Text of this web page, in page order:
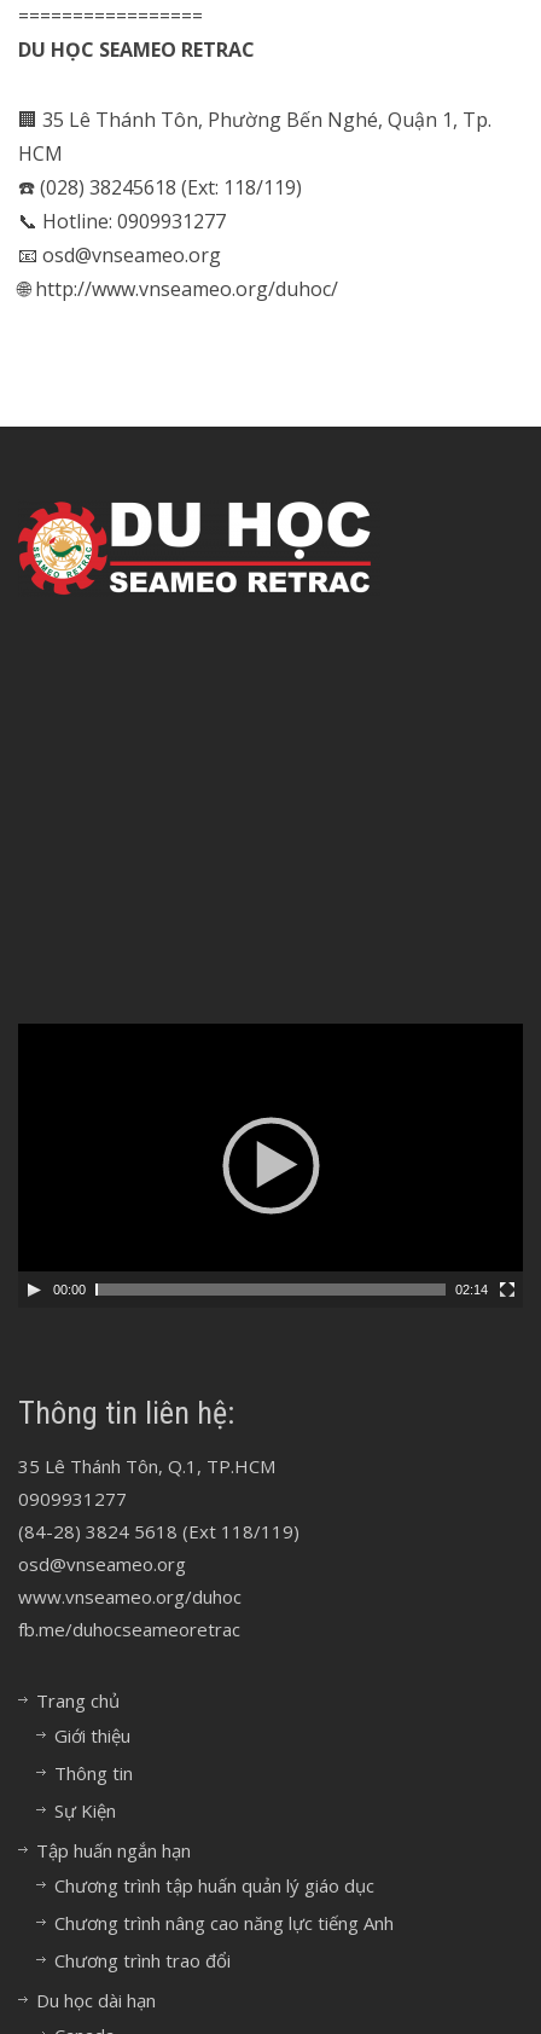
=================
DU HỌC SEAMEO RETRAC
🏢 35 Lê Thánh Tôn, Phường Bến Nghé, Quận 1, Tp.
HCM
☎️ (028) 38245618 (Ext: 118/119)
📞 Hotline: 0909931277
📧 osd@vnseameo.org
🌐 http://www.vnseameo.org/duhoc/
00:00 02:14
Thông tin liên hệ:
35 Lê Thánh Tôn, Q.1, TP.HCM
0909931277
(84-28) 3824 5618 (Ext 118/119)
osd@vnseameo.org
www.vnseameo.org/duhoc
fb.me/duhocseameoretrac
Trang chủ
Giới thiệu
Thông tin
Sự Kiện
Tập huấn ngắn hạn
Chương trình tập huấn quản lý giáo dục
Chương trình nâng cao năng lực tiếng Anh
Chương trình trao đổi
Du học dài hạn